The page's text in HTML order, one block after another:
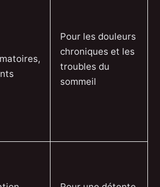
Pour les douleurs
chroniques et les
troubles du
sommeil